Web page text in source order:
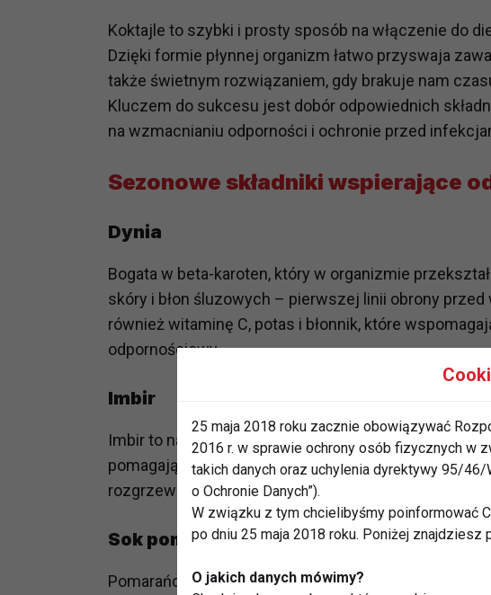
Koktajle to szybki i prosty sposób na włączenie do
Dzięki formie płynnej organizm łatwo przyswaja
także świetnym rozwiązaniem, gdy brakuje nam
Kluczem do sukcesu jest dobór odpowiednich
na wzmacnianiu odporności i ochronie przed
Sezonowe składniki wspierające
Dynia
Bogata w beta-karoten, który w organizmie
skóry i błon śluzowych – pierwszej linii obrony
również witaminę C, potas i błonnik, które
odpornościowy.
Imbir
Imbir to naturalny antybiotyk. Ma właściwości
pomagają zwalczać infekcje. Zawarte w nim związki
rozgrzewająco i wspierają krążenie.
Sok pomarańczowy
Pomarańcze to jedno z najlepszych źródeł witaminy
25 maja 2018 roku zacznie obowiązywać
2016 r. w sprawie ochrony osób fizycznych w
takich danych oraz uchylenia dyrektywy 95/46/
o Ochronie Danych”).
W związku z tym chcielibyśmy poinformować
po dniu 25 maja 2018 roku. Poniżej znajdziesz
O jakich danych mówimy?